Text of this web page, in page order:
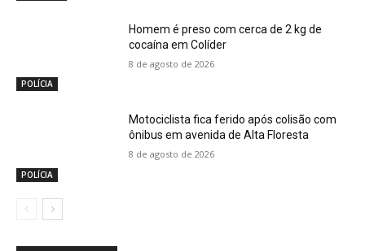
POLÍCIA
Homem é preso com cerca de 2 kg de
cocaína em Colíder
8 de agosto de 2026
POLÍCIA
Motociclista fica ferido após colisão com
ônibus em avenida de Alta Floresta
8 de agosto de 2026